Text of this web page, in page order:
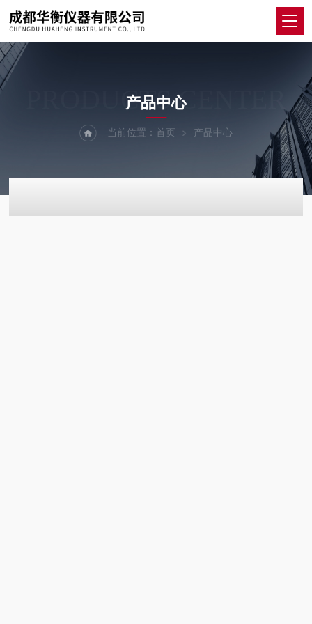
PRODUCTS CENTER
产品中心
当前位置： 首页 产品中心